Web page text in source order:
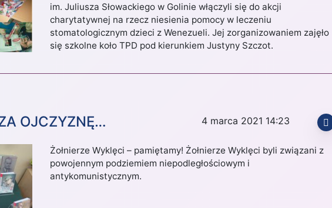
im. Juliusza Słowackiego w Golinie włączyli się do akcji
charytatywnej na rzecz niesienia pomocy w leczeniu
stomatologicznym dzieci z Wenezueli. Jej zorganizowaniem zajęło
się szkolne koło TPD pod kierunkiem Justyny Szczot.
OJCZYZNĘ… 4 marca 2021 14:23
Żołnierze Wyklęci – pamiętamy! Żołnierze Wyklęci byli związani z
powojennym podziemiem niepodległościowym i
antykomunistycznym.